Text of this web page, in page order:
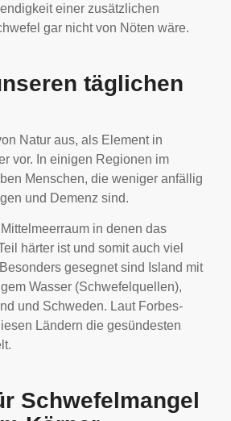
einer zusätzlichen
gar nicht von Nöten wäre.
täglichen
Natur aus, als Element in
vor. In einigen Regionen im
Menschen, die weniger anfällig
und Demenz sind.
in denen das
härter ist und somit auch viel
gesegnet sind Island mit
Wasser (Schwefelquellen),
und Schweden. Laut Forbes-
Ländern die gesündesten
Schwefelmangel